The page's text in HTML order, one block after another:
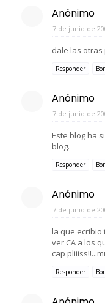
Anónimo
7 de junio de
dale las otras
Responder
Anónimo
7 de junio de
Este blog ha
blog.
Responder
Anónimo
7 de junio de
la que ecribio
ver CA a los
cap
Responder